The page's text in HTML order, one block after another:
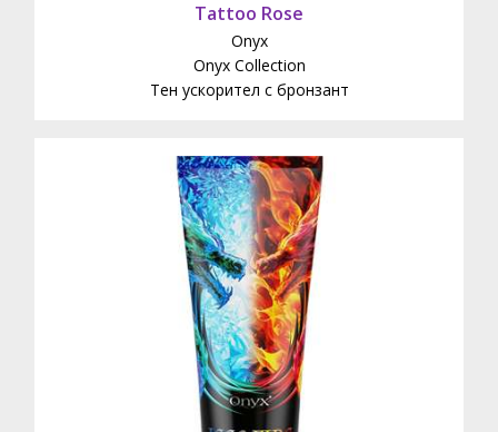
Tattoo Rose
Onyx
Onyx Collection
Тен ускорител с бронзант